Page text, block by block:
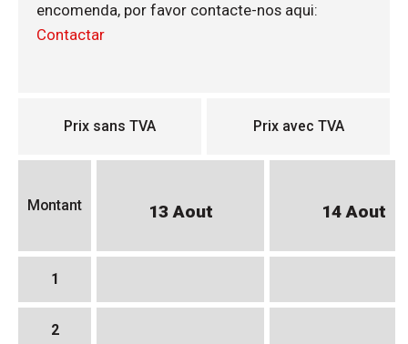
encomenda, por favor contacte-nos aqui:
Contactar
Prix sans TVA Prix avec TVA
Montant 13 Aout 14 Aout
1
2